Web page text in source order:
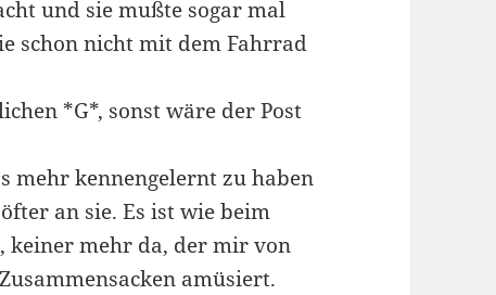
und sie mußte sogar mal
schon nicht mit dem Fahrrad
*G*, sonst wäre der Post
mehr kennengelernt zu haben
an sie. Es ist wie beim
keiner mehr da, der mir von
amüsiert.